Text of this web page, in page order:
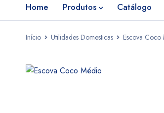
Home Produtos Catálogo
Início Utilidades Domesticas Escova Coco